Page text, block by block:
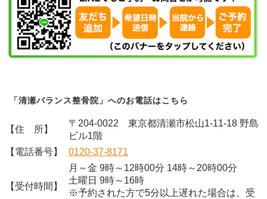
「清瀬バランス整骨院」へのお電話はこちら
【住 所】
〒204-0022 東京都清瀬市松山1-11-18 野島
ビル1階
【電話番号】
0120-37-8171
【受付時間】
月～金 9時～12時00分 14時～20時00分
土曜日 9時～16時
※予約された方で5分以上遅れた場合は、受